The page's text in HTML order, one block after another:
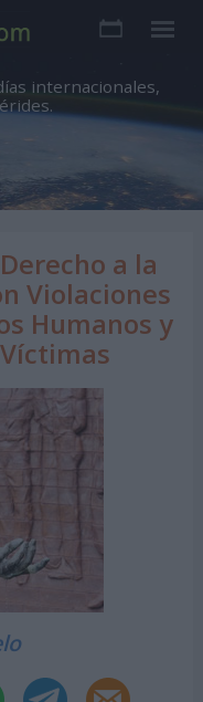
internacionales,
a la
Violaciones
Humanos y